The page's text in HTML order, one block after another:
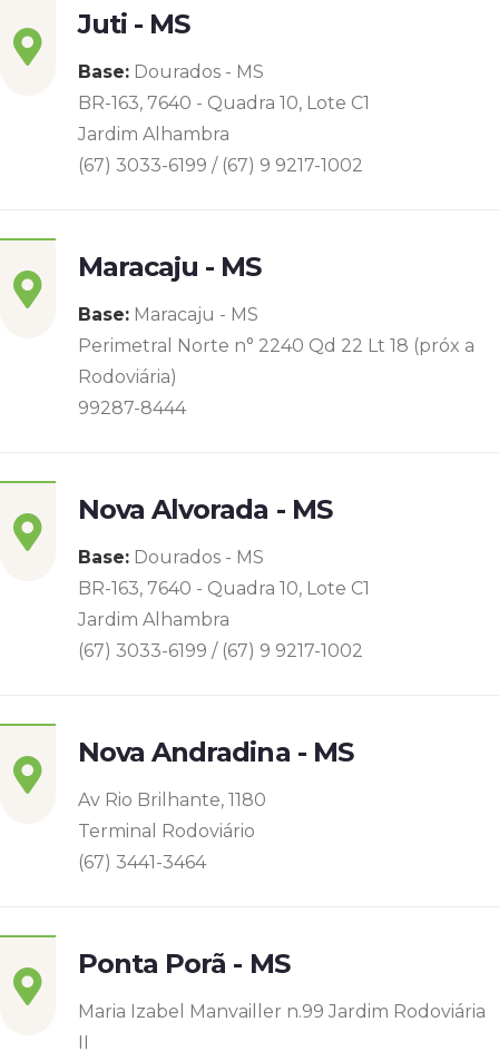
Juti - MS
Base: Dourados - MS
BR-163, 7640 - Quadra 10, Lote C1
Jardim Alhambra
(67) 3033-6199 / (67) 9 9217-1002
Maracaju - MS
Base: Maracaju - MS
Perimetral Norte n° 2240 Qd 22 Lt 18 (próx a
Rodoviária)
99287-8444
Nova Alvorada - MS
Base: Dourados - MS
BR-163, 7640 - Quadra 10, Lote C1
Jardim Alhambra
(67) 3033-6199 / (67) 9 9217-1002
Nova Andradina - MS
Av Rio Brilhante, 1180
Terminal Rodoviário
(67) 3441-3464
Ponta Porã - MS
Maria Izabel Manvailler n.99 Jardim Rodoviária
II